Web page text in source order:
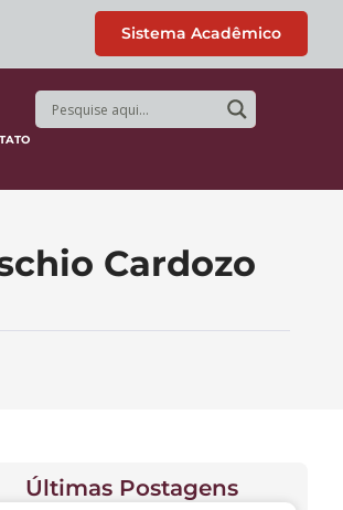
Sistema Acadêmico
Cardozo
Últimas Postagens